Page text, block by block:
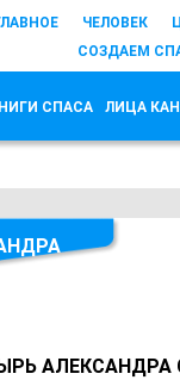
ЧЕЛОВЕК
СОЗДАЕМ
СПАСА ЛИЦА